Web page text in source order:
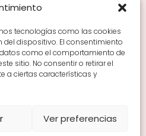
tecnologías como las cookies
dispositivo. El consentimiento
como el comportamiento de
sitio. No consentir o retirar el
a ciertas características y
Ver preferencias
Tipos de Rioja y
Zonas de Rioja y